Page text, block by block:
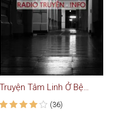
Truyện Tâm Linh Ở Bệnh Viện - Truyện Ma
(36)